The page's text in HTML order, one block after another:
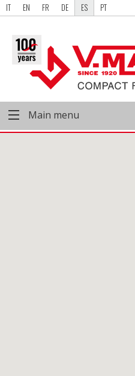
IT EN FR DE ES PT
Main menu